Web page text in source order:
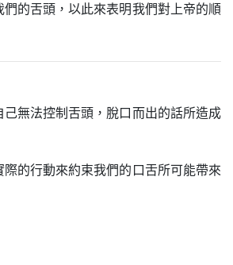
的舌頭，以此來表明我們對上帝的順
無法控制舌頭，脫口而出的話所造成
的行動來約束我們的口舌所可能帶來